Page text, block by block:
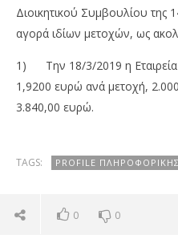
Profile: Αγορά 2.000
19/03/2019
Διοικητικού Συμβουλίου της
αγορά ιδίων μετοχών, ως
1) Την 18/3/2019 η Εταιρεία
1,9200 ευρώ ανά μετοχή,
3.840,00 ευρώ.
TAGS: PROFILE ΠΛΗΡΟΦΟΡΙΚΉΣ
0 0